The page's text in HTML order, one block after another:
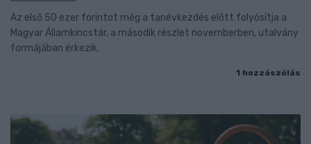
Az első 50 ezer forintot még a tanévkezdés előtt folyósítja a
Magyar Államkincstár, a második részlet novemberben, utalvány
formájában érkezik.
1 hozzászólás